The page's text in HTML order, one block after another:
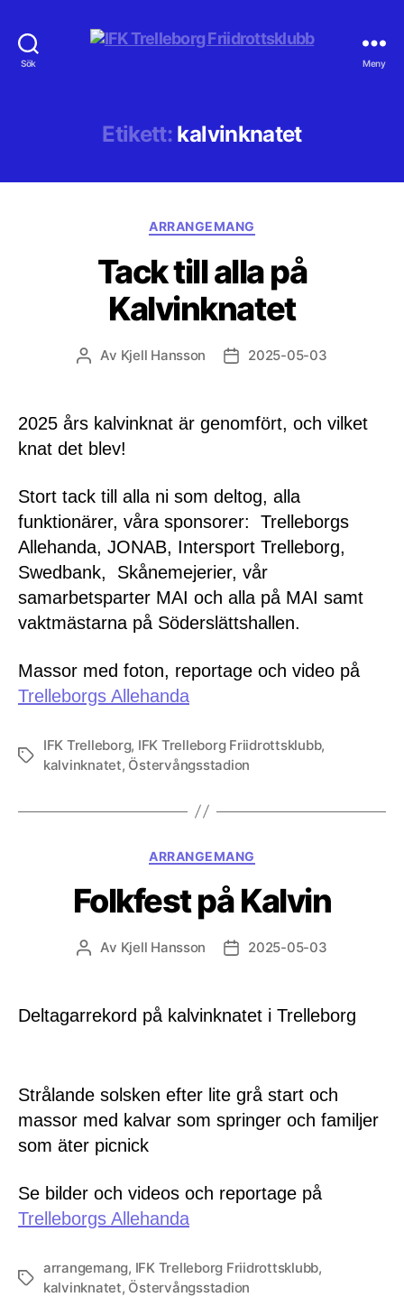
Sök Meny
Etikett: kalvinknatet
Kategorier
ARRANGEMANG
Tack till alla på
Kalvinknatet
Inläggsförfattare
Av Kjell Hansson Inläggsdatum
2025-05-03
2025 års kalvinknat är genomfört, och vilket
knat det blev!
Stort tack till alla ni som deltog, alla
funktionärer, våra sponsorer: Trelleborgs
Allehanda, JONAB, Intersport Trelleborg,
Swedbank, Skånemejerier, vår
samarbetsparter MAI och alla på MAI samt
vaktmästarna på Söderslättshallen.
Massor med foton, reportage och video på
Trelleborgs Allehanda
Etiketter
IFK Trelleborg, IFK Trelleborg Friidrottsklubb,
kalvinknatet, Östervångsstadion
Kategorier
ARRANGEMANG
Folkfest på Kalvin
Inläggsförfattare
Av Kjell Hansson Inläggsdatum
2025-05-03
Deltagarrekord på kalvinknatet i Trelleborg
Strålande solsken efter lite grå start och
massor med kalvar som springer och familjer
som äter picnick
Se bilder och videos och reportage på
Trelleborgs Allehanda
Etiketter
arrangemang, IFK Trelleborg Friidrottsklubb,
kalvinknatet, Östervångsstadion